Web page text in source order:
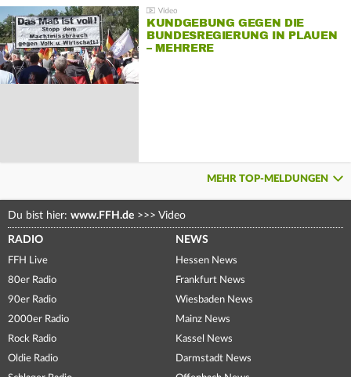
KUNDGEBUNG GEGEN DIE
BUNDESREGIERUNG IN PLAUEN
– MEHRERE
MEHR TOP-MELDUNGEN
Du bist hier: www.FFH.de >>> Video
RADIO
FFH Live
80er Radio
90er Radio
2000er Radio
Rock Radio
Oldie Radio
NEWS
Hessen News
Frankfurt News
Wiesbaden News
Mainz News
Kassel News
Darmstadt News